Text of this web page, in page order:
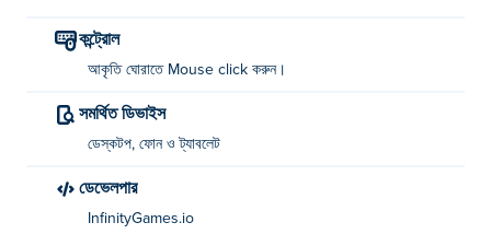
কন্ট্রোল
আকৃতি ঘোরাতে Mouse click করুন।
সমর্থিত ডিভাইস
ডেস্কটপ, ফোন ও ট্যাবলেট
ডেভেলপার
InfinityGames.io